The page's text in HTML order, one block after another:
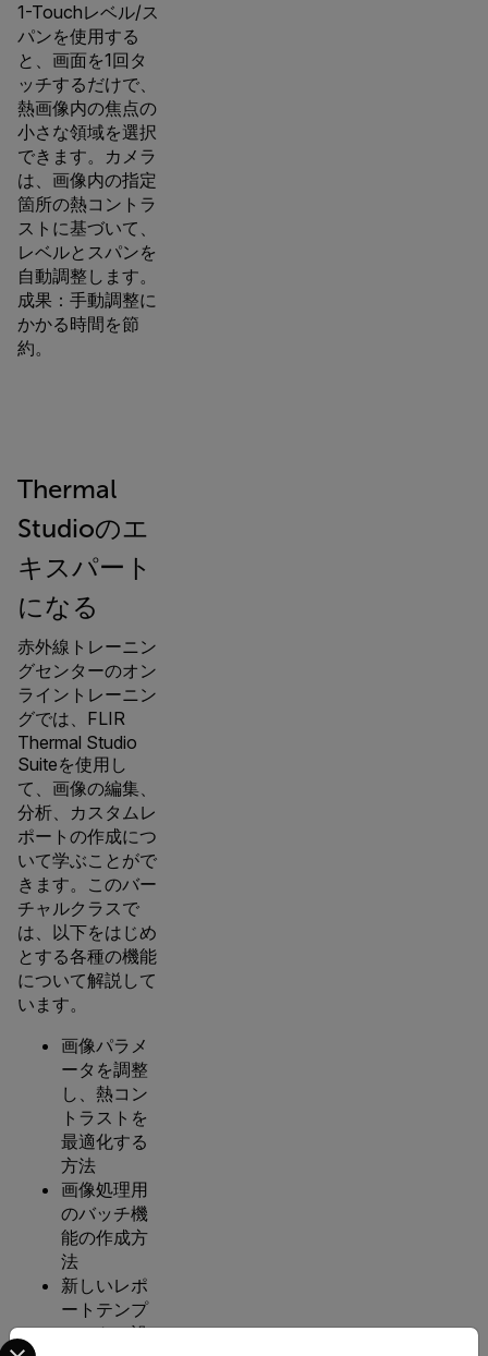
1-Touchレベル/ス
パンを使用する
と、画面を1回タ
ッチするだけで、
熱画像内の焦点の
小さな領域を選択
できます。カメラ
は、画像内の指定
箇所の熱コントラ
ストに基づいて、
レベルとスパンを
自動調整します。
成果：手動調整に
かかる時間を節
約。
Thermal
Studioのエ
キスパート
になる
赤外線トレーニン
グセンターのオン
ライントレーニン
グでは、FLIR
Thermal Studio
Suiteを使用し
て、画像の編集、
分析、カスタムレ
ポートの作成につ
いて学ぶことがで
きます。このバー
チャルクラスで
は、以下をはじめ
とする各種の機能
について解説して
います。
画像パラメ
ータを調整
し、熱コン
トラストを
最適化する
方法
画像処理用
のバッチ機
能の作成方
法
新しいレポ
ートテンプ
レートの設
Select your preferred country and language from the